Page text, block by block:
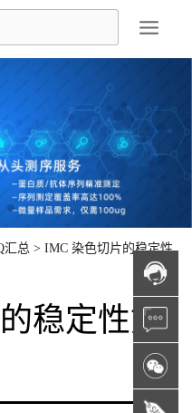
汇总 > IMC 染色切片的稳定性
稳定性如